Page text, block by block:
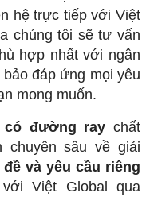
hệ trực tiếp với Việt
chúng tôi sẽ tư vấn
hợp nhất với ngân
đáp ứng mọi yêu
mong muốn.
đường ray chất
chuyên sâu về giải
và yêu cầu riêng
Việt Global qua